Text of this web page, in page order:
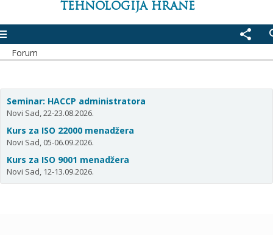
TEHNOLOGIJA HRANE
share
Forum
Seminar: HACCP administratora
Novi Sad, 22-23.08.2026.
Kurs za ISO 22000 menadžera
Novi Sad, 05-06.09.2026.
Kurs za ISO 9001 menadžera
Novi Sad, 12-13.09.2026.